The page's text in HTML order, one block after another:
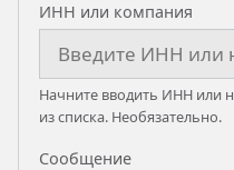
ИНН или компания
Начните вводить ИНН или
из списка. Необязательно.
Сообщение